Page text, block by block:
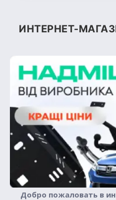
ИНТЕРНЕТ-
Добро пожаловать в